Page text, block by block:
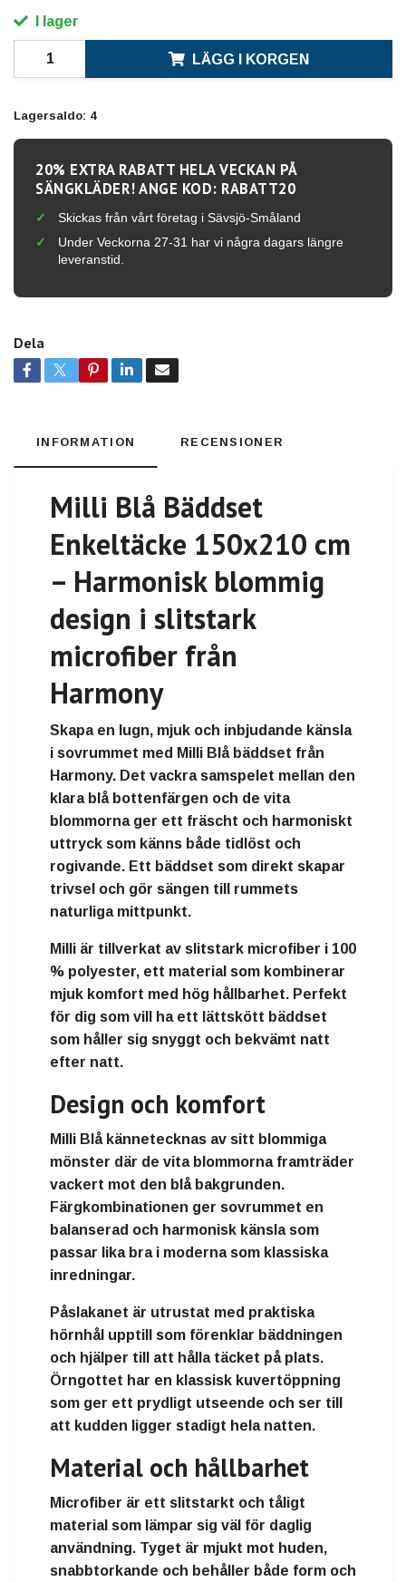
I lager
LÄGG I KORGEN
Lagersaldo: 4
20% EXTRA RABATT HELA VECKAN PÅ
SÄNGKLÄDER! ANGE KOD: RABATT20
Skickas från vårt företag i Sävsjö-Småland
Under Veckorna 27-31 har vi några dagars längre
leveranstid.
Dela
INFORMATION RECENSIONER
Milli Blå Bäddset
Enkeltäcke 150x210 cm
– Harmonisk blommig
design i slitstark
microfiber från
Harmony
Skapa en lugn, mjuk och inbjudande känsla
i sovrummet med Milli Blå bäddset från
Harmony. Det vackra samspelet mellan den
klara blå bottenfärgen och de vita
blommorna ger ett fräscht och harmoniskt
uttryck som känns både tidlöst och
rogivande. Ett bäddset som direkt skapar
trivsel och gör sängen till rummets
naturliga mittpunkt.
Milli är tillverkat av slitstark microfiber i 100
% polyester, ett material som kombinerar
mjuk komfort med hög hållbarhet. Perfekt
för dig som vill ha ett lättskött bäddset
som håller sig snyggt och bekvämt natt
efter natt.
Design och komfort
Milli Blå kännetecknas av sitt blommiga
mönster där de vita blommorna framträder
vackert mot den blå bakgrunden.
Färgkombinationen ger sovrummet en
balanserad och harmonisk känsla som
passar lika bra i moderna som klassiska
inredningar.
Påslakanet är utrustat med praktiska
hörnhål upptill som förenklar bäddningen
och hjälper till att hålla täcket på plats.
Örngottet har en klassisk kuvertöppning
som ger ett prydligt utseende och ser till
att kudden ligger stadigt hela natten.
Material och hållbarhet
Microfiber är ett slitstarkt och tåligt
material som lämpar sig väl för daglig
användning. Tyget är mjukt mot huden,
snabbtorkande och behåller både form och